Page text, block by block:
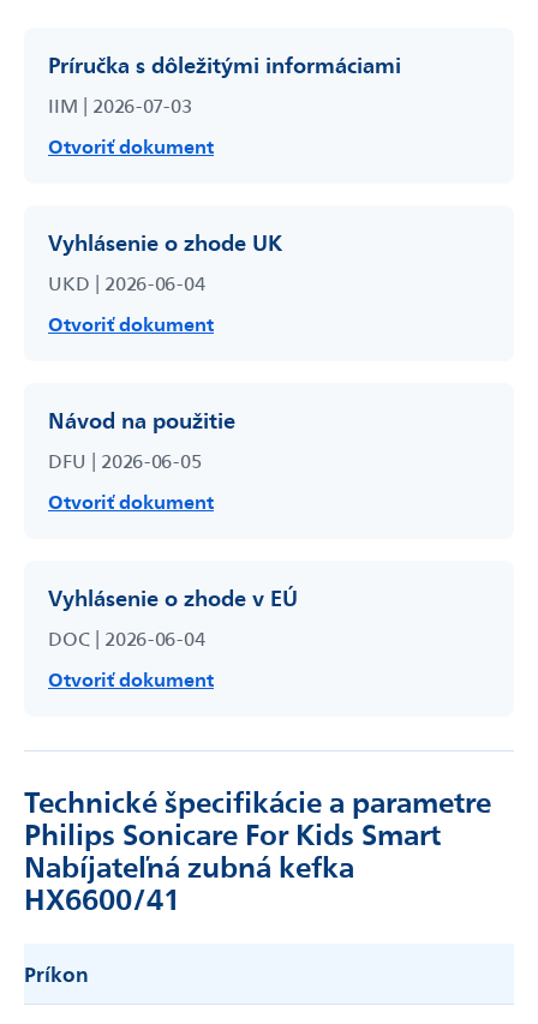
Príručka s dôležitými informáciami
IIM | 2026-07-03
Otvoriť dokument
Vyhlásenie o zhode UK
UKD | 2026-06-04
Otvoriť dokument
Návod na použitie
DFU | 2026-06-05
Otvoriť dokument
Vyhlásenie o zhode v EÚ
DOC | 2026-06-04
Otvoriť dokument
Technické špecifikácie a parametre
Philips Sonicare For Kids Smart
Nabíjateľná zubná kefka
HX6600/41
Príkon